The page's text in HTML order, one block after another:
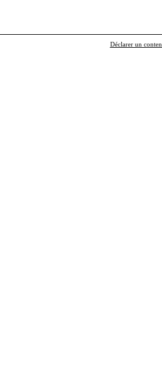
Déclarer un